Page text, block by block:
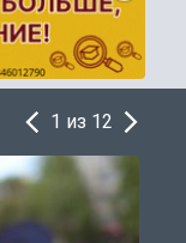
1 из 12